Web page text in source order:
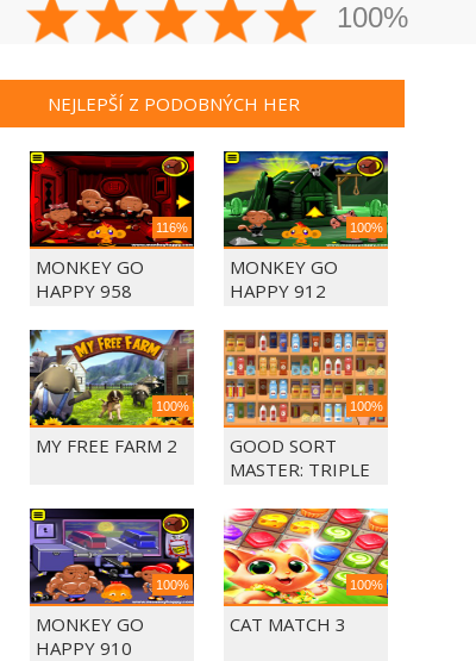
100%
NEJLEPŠÍ Z PODOBNÝCH HER
116%
MONKEY GO
HAPPY 958
100%
MONKEY GO
HAPPY 912
100%
MY FREE FARM 2
100%
GOOD SORT
MASTER: TRIPLE
100%
MONKEY GO
HAPPY 910
100%
CAT MATCH 3